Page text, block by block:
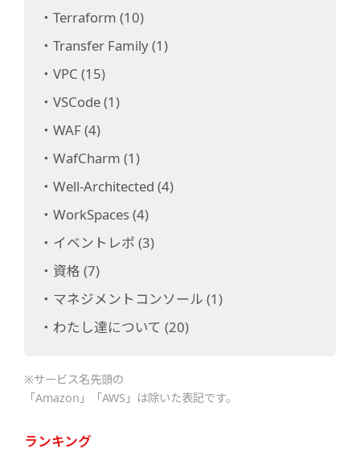
Terraform (10)
Transfer Family (1)
VPC (15)
VSCode (1)
WAF (4)
WafCharm (1)
Well-Architected (4)
WorkSpaces (4)
イベントレポ (3)
資格 (7)
マネジメントコンソール (1)
わたし達について (20)
※サービス名先頭の
「Amazon」「AWS」は除いた表記です。
ランキング